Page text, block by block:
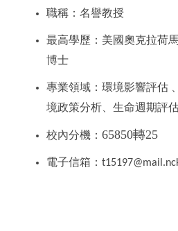
職稱：名譽教授
最高學歷：美國奧克拉荷
博士
專業領域：環境影響評估
境政策分析、生命週期評
校內分機： 65850轉25
電子信箱：